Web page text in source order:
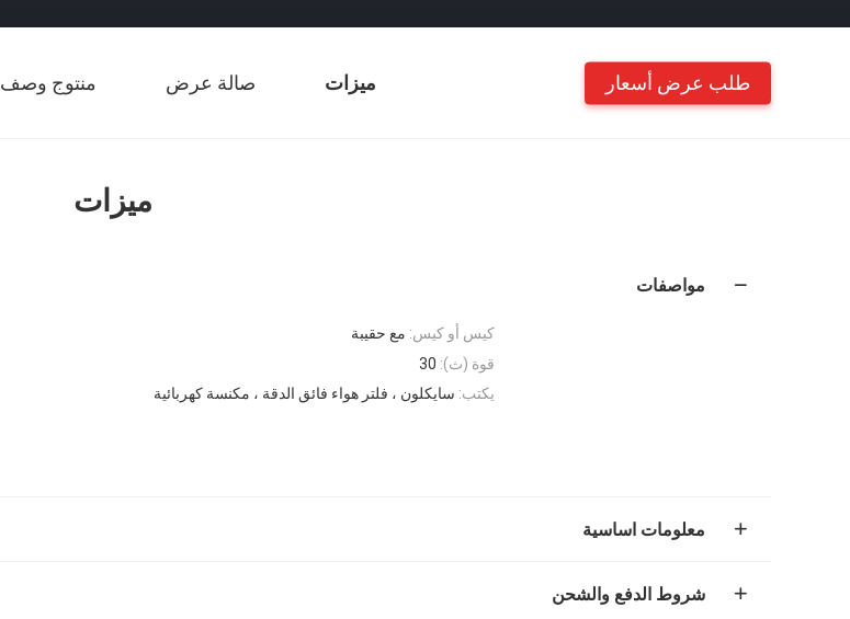
ميزات صالة عرض منتوج وصف طلب عرض أسعار
ميزات
مواصفات
كيس أو كيس: مع حقيبة
قوة (ث): 30
يكتب: سايكلون ، فلتر هواء فائق الدقة ، مكنسة كهربائية
معلومات اساسية
شروط الدفع والشحن